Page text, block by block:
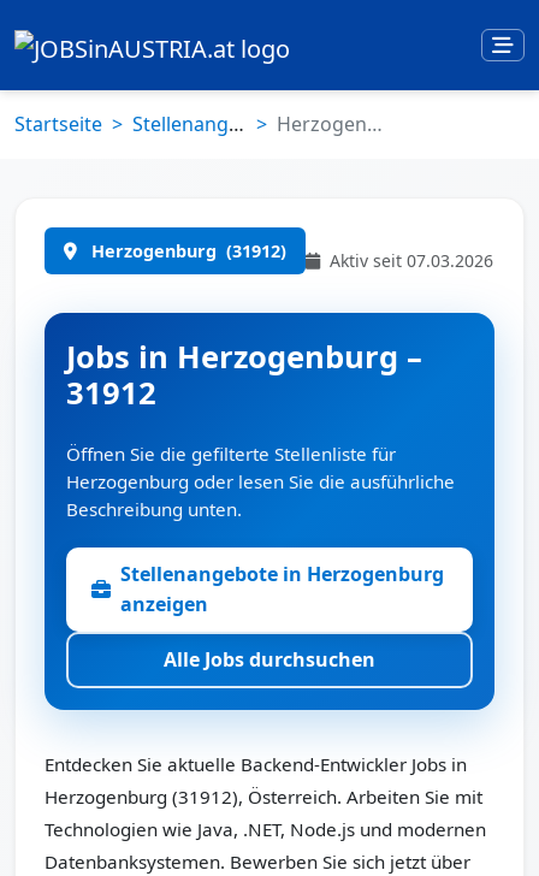
Startseite Stellenangebote Herzogenburg (31912)
Herzogenburg (31912) Aktiv seit 07.03.2026
Jobs in Herzogenburg –
31912
Öffnen Sie die gefilterte Stellenliste für
Herzogenburg oder lesen Sie die ausführliche
Beschreibung unten.
Stellenangebote in Herzogenburg
anzeigen
Alle Jobs durchsuchen
Entdecken Sie aktuelle Backend-Entwickler Jobs in
Herzogenburg (31912), Österreich. Arbeiten Sie mit
Technologien wie Java, .NET, Node.js und modernen
Datenbanksystemen. Bewerben Sie sich jetzt über